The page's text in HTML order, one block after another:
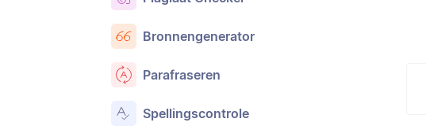
Bronnengenerator
Parafraseren
Spellingscontrole